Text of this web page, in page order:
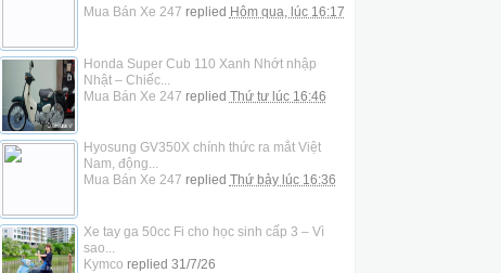
Mua Bán Xe 247 replied Hôm qua, lúc 16:17
Honda Super Cub 110 Xanh Nhớt nhập
Nhật – Chiếc...
Mua Bán Xe 247 replied Thứ tư lúc 16:46
Hyosung GV350X chính thức ra mắt Việt
Nam, động...
Mua Bán Xe 247 replied Thứ bảy lúc 16:36
Xe tay ga 50cc Fi cho học sinh cấp 3 – Vì
sao...
Kymco replied 31/7/26